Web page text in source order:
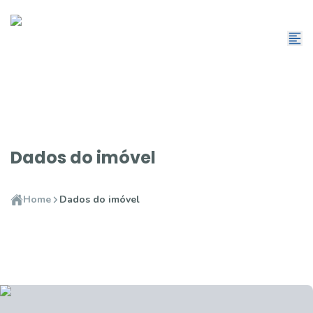
Dados do imóvel
Home Dados do imóvel